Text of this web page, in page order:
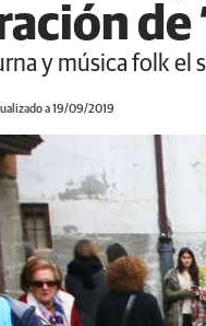
de
y música folk el
a 19/09/2019